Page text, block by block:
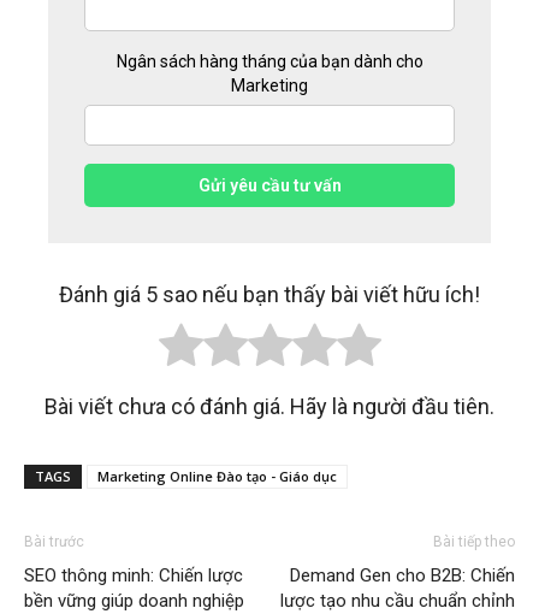
Ngân sách hàng tháng của bạn dành cho
Marketing
Gửi yêu cầu tư vấn
Đánh giá 5 sao nếu bạn thấy bài viết hữu ích!
Bài viết chưa có đánh giá. Hãy là người đầu tiên.
TAGS Marketing Online Đào tạo - Giáo dục
Bài trước
SEO thông minh: Chiến lược
bền vững giúp doanh nghiệp
Bài tiếp theo
Demand Gen cho B2B: Chiến
lược tạo nhu cầu chuẩn chỉnh